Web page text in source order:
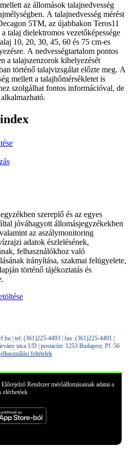
az állomások talajnedvesség
A talajnedvesség mérést
5TM, az újabbakon Teros11
talaj dielektromos vezetőképessége
10, 20, 30, 45, 60 és 75 cm-es
A nedvességtartalom pontos
a talajszenzorok kihelyezését
történő talajvizsgálat előzte meg. A
mellett a talajhőmérsékletet is
szolgálhat fontos információval, de
szereplő és az egyes
jóváhagyott állomásjegyzékekben
az aszálymonitoring
adatok észlelésének,
felhasználókhoz való
irányítása, szakmai felügyelete,
történő tájékoztatás és
| tel: (361)225-4493 | fax: (361)225-4491 |
utca 1/D | postacím: 1253 Budapest, Pf.:56
feltételek
Rendszer mérőállomásainak adatai a
elérhetőek